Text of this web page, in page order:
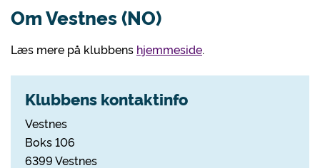
Om Vestnes (NO)
Læs mere på klubbens hjemmeside.
Klubbens kontaktinfo
Vestnes
Boks 106
6399 Vestnes